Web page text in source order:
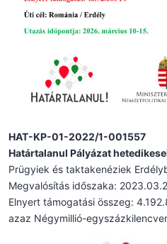
HAT-KP-01-2022/1-001557
Határtalanul Pályázat
Prügyiek és taktakenéziek
Megvalósítás időszaka:
Elnyert támogatási összeg:
azaz Négymillió-